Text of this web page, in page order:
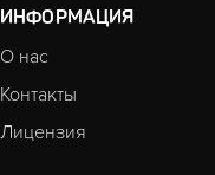
ИНФОРМАЦИЯ
О нас
Контакты
Лицензия